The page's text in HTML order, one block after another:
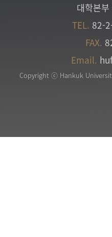
대학본
TEL. 82-
FAX.
Email.
Copyright ⓒ Hankuk